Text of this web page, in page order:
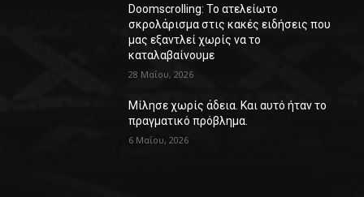
Doomscrolling: Το ατελείωτο
σκρολάρισμα στις κακές ειδήσεις που
μας εξαντλεί χωρίς να το
καταλαβαίνουμε
28 Μαΐου, 2026
Μίλησε χωρίς άδεια. Και αυτό ήταν το
πραγματικό πρόβλημα.
6 Μαΐου, 2026